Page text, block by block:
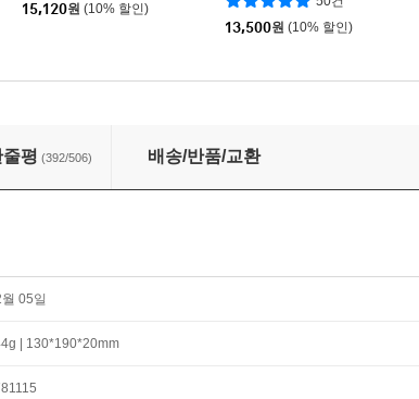
15,120원 (10% 할인)
13,500원 (10% 할인)
평 (392/506) 배송/반품/교환
05일
| 130*190*20mm